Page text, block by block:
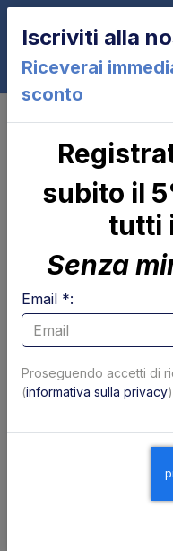
Raccordo
mm Dhollandia
Iscriviti alla
Riceverai
sconto
subito il
tutti
Senza
Email *:
Proseguendo accetti di
(informativa sulla privacy